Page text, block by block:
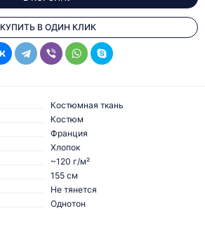
КУПИТЬ В ОДИН КЛИК
Костюмная ткань
Костюм
Франция
Хлопок
~120 г/м²
155 см
Не тянется
Однотон